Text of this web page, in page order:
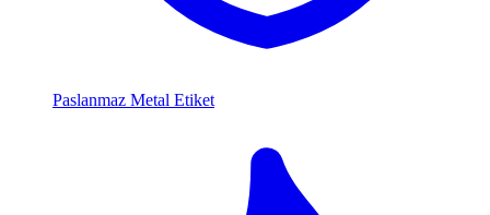
Paslanmaz Metal Etiket